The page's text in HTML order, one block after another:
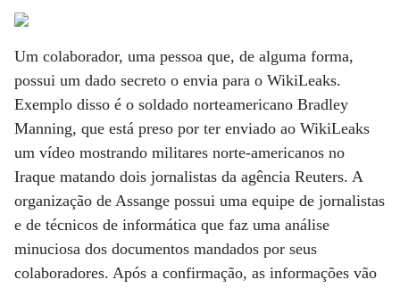
Um colaborador, uma pessoa que, de alguma forma,
possui um dado secreto o envia para o WikiLeaks.
Exemplo disso é o soldado norteamericano Bradley
Manning, que está preso por ter enviado ao WikiLeaks
um vídeo mostrando militares norte-americanos no
Iraque matando dois jornalistas da agência Reuters. A
organização de Assange possui uma equipe de jornalistas
e de técnicos de informática que faz uma análise
minuciosa dos documentos mandados por seus
colaboradores. Após a confirmação, as informações vão